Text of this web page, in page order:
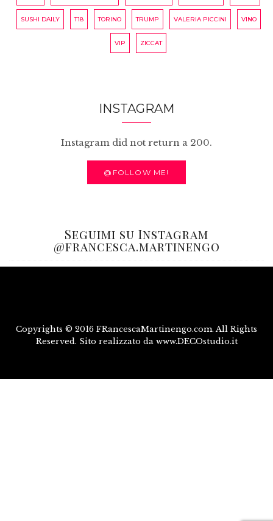
SUSHI DAILY T18 TORINO TRUMP VALERIA PICCINI VINO
VIP ZICCAT
INSTAGRAM
Instagram did not return a 200.
@FOLLOW ME!
Seguimi su Instagram
@francesca.martinengo
Copyrights © 2016 FRancescaMartinengo.com. All Rights
Reserved. Sito realizzato da www.DECOstudio.it